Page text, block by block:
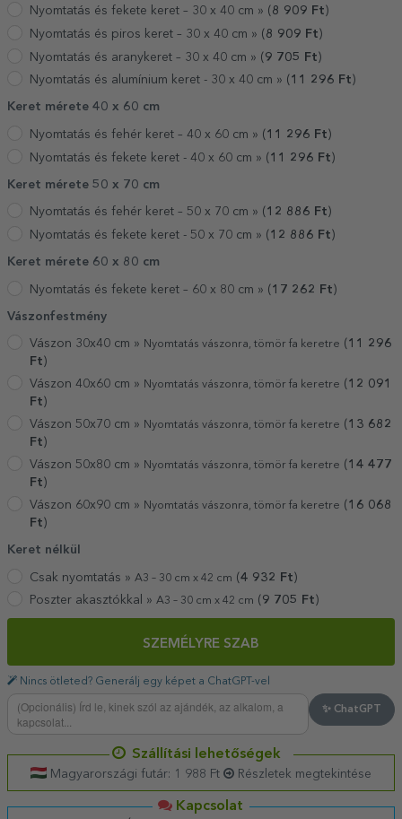
Nyomtatás és fekete keret – 30 x 40 cm » ( 8 909 Ft )
Nyomtatás és piros keret – 30 x 40 cm » (8 909 Ft)
Nyomtatás és aranykeret – 30 x 40 cm » (9 705 Ft)
Nyomtatás és alumínium keret - 30 x 40 cm » ( 11 296 Ft )
Keret mérete 40 x 60 cm
Nyomtatás és fehér keret – 40 x 60 cm » ( 11 296 Ft )
Nyomtatás és fekete keret - 40 x 60 cm » (11 296 Ft)
Keret mérete 50 x 70 cm
Nyomtatás és fehér keret – 50 x 70 cm » ( 12 886 Ft )
Nyomtatás és fekete keret - 50 x 70 cm » ( 12 886 Ft )
Keret mérete 60 x 80 cm
Nyomtatás és fekete keret – 60 x 80 cm » (17 262 Ft)
Vászonfestmény
Vászon 30x40 cm » Nyomtatás vászonra, tömör fa keretre (11 296
Ft)
Vászon 40x60 cm » Nyomtatás vászonra, tömör fa keretre (12 091
Ft)
Vászon 50x70 cm » Nyomtatás vászonra, tömör fa keretre (13 682
Ft)
Vászon 50x80 cm » Nyomtatás vászonra, tömör fa keretre (14 477
Ft)
Vászon 60x90 cm » Nyomtatás vászonra, tömör fa keretre (16 068
Ft)
Keret nélkül
Csak nyomtatás » A3 – 30 cm x 42 cm (4 932 Ft)
Poszter akasztókkal » A3 – 30 cm x 42 cm ( 9 705 Ft )
SZEMÉLYRE SZAB
Nincs ötleted? Generálj egy képet a ChatGPT-vel
✨ ChatGPT
Szállítási lehetőségek
Magyarországi futár: 1 988 Ft Részletek megtekintése
Kapcsolat